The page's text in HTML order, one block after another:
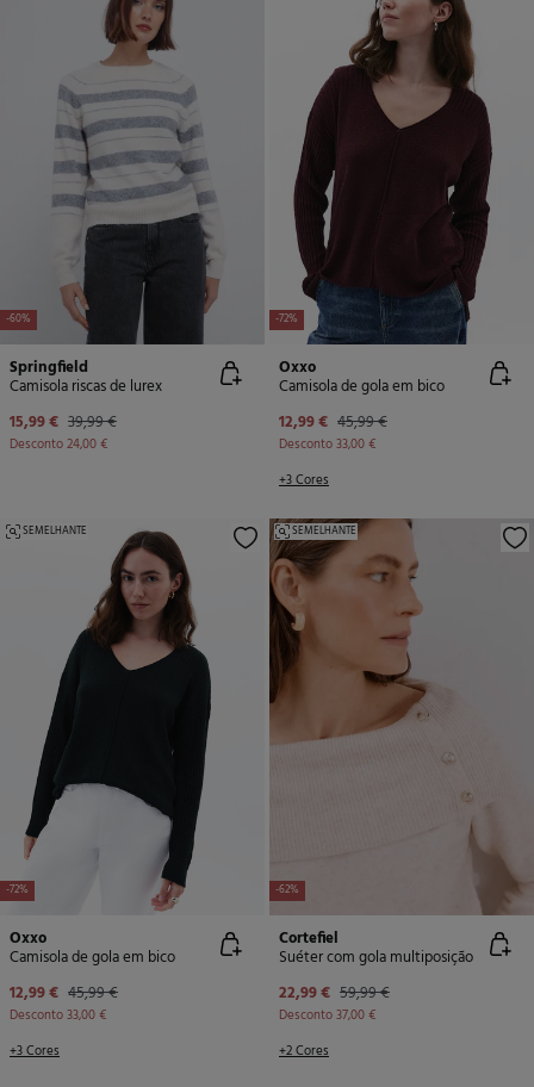
-60%
Springfield
Camisola riscas de lurex
15,99 € 39,99 €
Desconto24,00 €
-72%
Oxxo
Camisola de gola em bico
12,99 € 45,99 €
Desconto33,00 €
+3 Cores
-72%
SEMELHANTE
Oxxo
Camisola de gola em bico
12,99 € 45,99 €
Desconto33,00 €
+3 Cores
-62%
SEMELHANTE
Cortefiel
Suéter com gola multiposição
22,99 € 59,99 €
Desconto37,00 €
+2 Cores